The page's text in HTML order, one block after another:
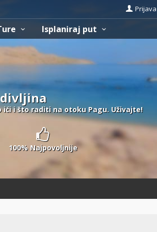
Isplaniraj put
i što raditi na otoku Pagu. Uživajte!
100% Najpovoljnije